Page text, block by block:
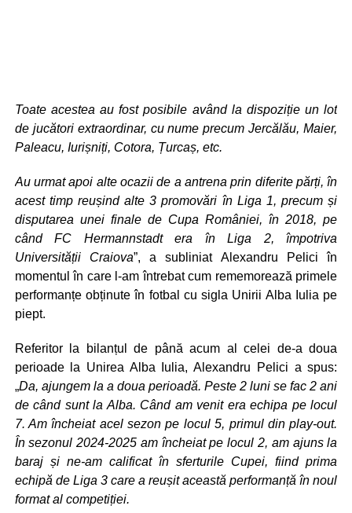
Toate acestea au fost posibile având la dispoziție un lot
de jucători extraordinar, cu nume precum Jercălău, Maier,
Paleacu, Iurișniți, Cotora, Țurcaș, etc.
Au urmat apoi alte ocazii de a antrena prin diferite părți, în
acest timp reușind alte 3 promovări în Liga 1, precum și
disputarea unei finale de Cupa României, în 2018, pe
când FC Hermannstadt era în Liga 2, împotriva
Universității Craiova”, a subliniat Alexandru Pelici în
momentul în care l-am întrebat cum rememorează primele
performanțe obținute în fotbal cu sigla Unirii Alba Iulia pe
piept.
Referitor la bilanțul de până acum al celei de-a doua
perioade la Unirea Alba Iulia, Alexandru Pelici a spus:
„Da, ajungem la a doua perioadă. Peste 2 luni se fac 2 ani
de când sunt la Alba. Când am venit era echipa pe locul
7. Am încheiat acel sezon pe locul 5, primul din play-out.
În sezonul 2024-2025 am încheiat pe locul 2, am ajuns la
baraj și ne-am calificat în sferturile Cupei, fiind prima
echipă de Liga 3 care a reușit această performanță în noul
format al competiției.